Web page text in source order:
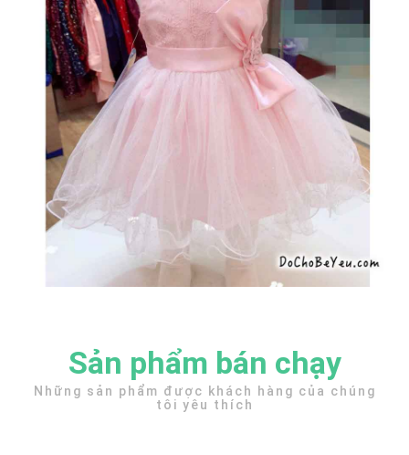
Sản phẩm bán chạy
Những sản phẩm được khách hàng của chúng
tôi yêu thích